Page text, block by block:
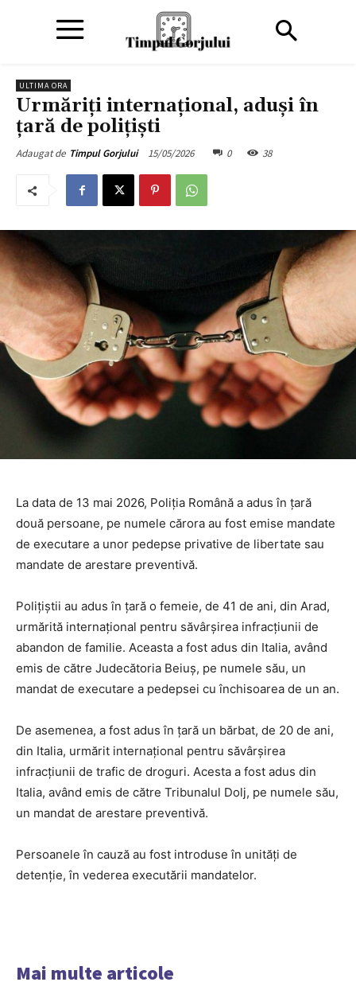
ULTIMA ORA
Urmăriți internațional, aduși în
țară de polițiști
Adaugat de Timpul Gorjului 15/05/2026 0 38
La data de 13 mai 2026, Poliția Română a adus în țară
două persoane, pe numele cărora au fost emise mandate
de executare a unor pedepse privative de libertate sau
mandate de arestare preventivă.
Polițiștii au adus în țară o femeie, de 41 de ani, din Arad,
urmărită internațional pentru săvârșirea infracțiunii de
abandon de familie. Aceasta a fost adus din Italia, având
emis de către Judecătoria Beiuș, pe numele său, un
mandat de executare a pedepsei cu închisoarea de un an.
De asemenea, a fost adus în țară un bărbat, de 20 de ani,
din Italia, urmărit internațional pentru săvârșirea
infracțiunii de trafic de droguri. Acesta a fost adus din
Italia, având emis de către Tribunalul Dolj, pe numele său,
un mandat de arestare preventivă.
Persoanele în cauză au fost introduse în unități de
detenție, în vederea executării mandatelor.
Mai multe articole